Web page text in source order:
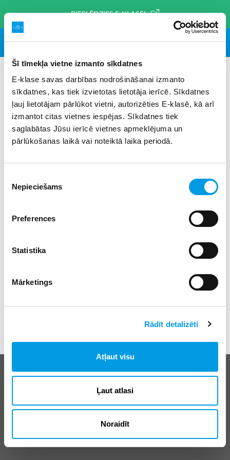
Šī tīmekļa vietne izmanto sīkdatnes
E-klase savas darbības nodrošināšanai izmanto
sīkdatnes, kas tiek izvietotas lietotāja ierīcē. Sīkdatnes
ļauj lietotājam pārlūkot vietni, autorizēties E-klasē, kā arī
izmantot citas vietnes iespējas. Sīkdatnes tiek
saglabātas Jūsu ierīcē vietnes apmeklējuma un
pārlūkošanas laikā vai noteiktā laika periodā.
izvēle
Nepieciešams
Preferences
Statistika
Mārketings
Rādīt detalizēti
Atļaut visu
Ļaut atlasi
Noraidīt
PIESLĒDZIES E-KLASEI
#valsts prezidents
Biežāk uzdotie jautājumi
E-klases lietošanas noteikumi